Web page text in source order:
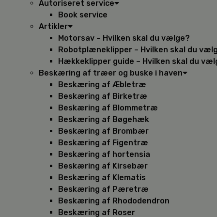
Autoriseret service
Book service
Artikler
Motorsav – Hvilken skal du vælge?
Robotplæneklipper – Hvilken skal du
Hækkeklipper guide – Hvilken skal du
Beskæring af træer og buske i haven
Beskæring af Æbletræ
Beskæring af Birketræ
Beskæring af Blommetræ
Beskæring af Bøgehæk
Beskæring af Brombær
Beskæring af Figentræ
Beskæring af hortensia
Beskæring af Kirsebær
Beskæring af Klematis
Beskæring af Pæretræ
Beskæring af Rhododendron
Beskæring af Roser